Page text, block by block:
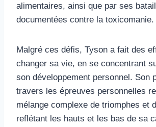
alimentaires, ainsi que par ses
documentées contre la toxicomanie.
Malgré ces défis, Tyson a fait des
changer sa vie, en se concentrant
son développement personnel. Son
travers les épreuves personnelles
mélange complexe de triomphes et
reflétant les hauts et les bas de sa